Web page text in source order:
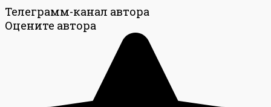
Телеграмм-канал автора
Оцените автора